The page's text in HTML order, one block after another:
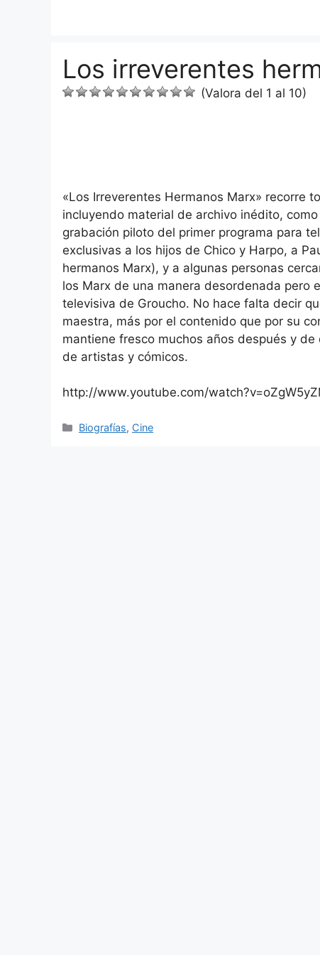
Los irreverentes
(Valora del 1 al 10)
«Los Irreverentes Hermanos Marx» recorre
incluyendo material de archivo inédito,
grabación piloto del primer programa para
exclusivas a los hijos de Chico y Harpo, a
hermanos Marx), y a algunas personas
los Marx de una manera desordenada pero
televisiva de Groucho. No hace falta decir
maestra, más por el contenido que por su
mantiene fresco muchos años después y
de artistas y cómicos.
http://www.youtube.com/
Categorías
Biografías, Cine